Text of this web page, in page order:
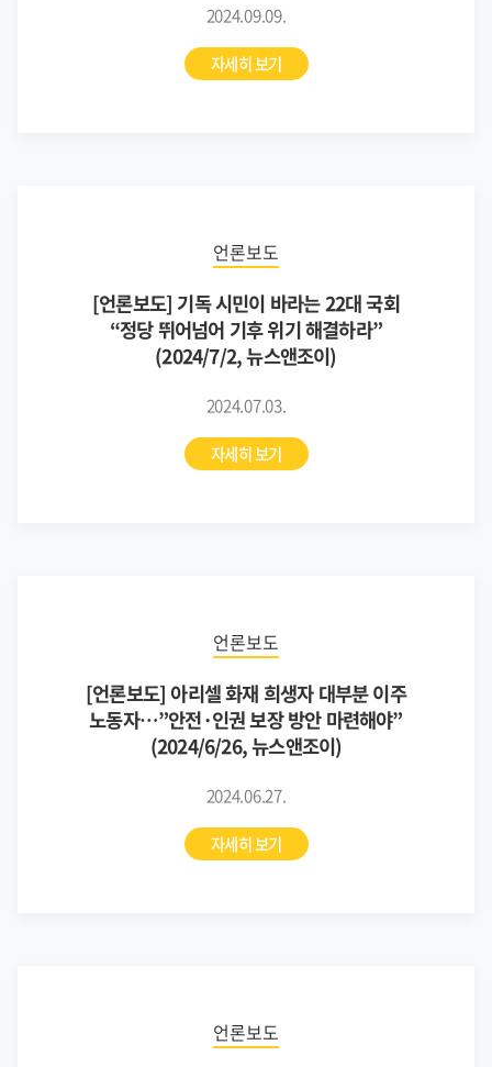
2024.09.09.
자세히 보기
언론보도
[언론보도] 기독 시민이 바라는 22대 국회
“정당 뛰어넘어 기후 위기 해결하라”
(2024/7/2, 뉴스앤조이)
2024.07.03.
자세히 보기
언론보도
[언론보도] 아리셀 화재 희생자 대부분 이주
노동자…”안전·인권 보장 방안 마련해야”
(2024/6/26, 뉴스앤조이)
2024.06.27.
자세히 보기
언론보도